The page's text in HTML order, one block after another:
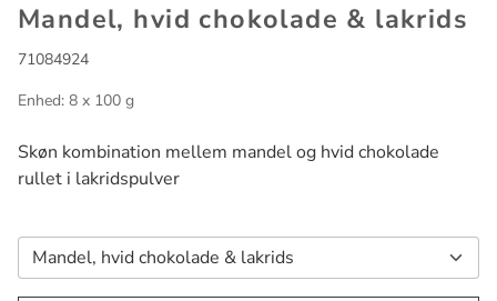
Mandel, hvid chokolade & lakrids
71084924
Enhed: 8 x 100 g
Skøn kombination mellem mandel og hvid chokolade
rullet i lakridspulver